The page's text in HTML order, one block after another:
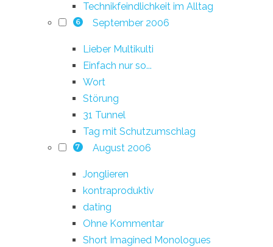
Technikfeindlichkeit im Alltag
6 September 2006
Lieber Multikulti
Einfach nur so...
Wort
Störung
31 Tunnel
Tag mit Schutzumschlag
7 August 2006
Jonglieren
kontraproduktiv
dating
Ohne Kommentar
Short Imagined Monologues